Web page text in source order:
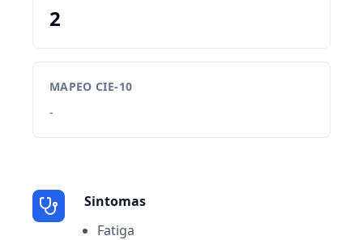
2
MAPEO CIE-10
-
Sintomas
Fatiga